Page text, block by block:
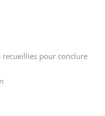
pour conclure